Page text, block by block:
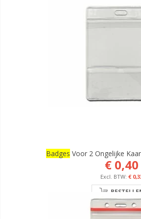
Badges Voor 2 Ongelijke
€ 0,40
€